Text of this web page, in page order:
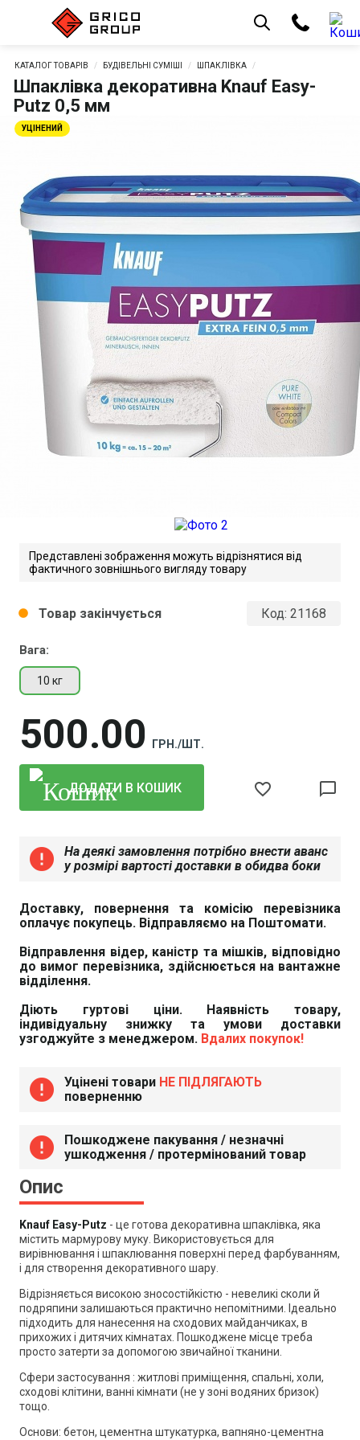
КАТАЛОГ ТОВАРІВ БУДІВЕЛЬНІ СУМІШІ ШПАКЛІВКА
Шпаклівка декоративна Knauf Easy-
Putz 0,5 мм
Представлені зображення можуть відрізнятися від
фактичного зовнішнього вигляду товару
УЦІНЕНИЙ
Код: 21168
Вага:
10 кг
500 00 ГРН./ШТ.
circle Товар закінчується
ДОДАТИ В КОШИК favorite_border chat_bubble_outline
error
На деякі замовлення потрібно внести аванс
у розмірі вартості доставки в обидва боки
Доставку, повернення та комісію перевізника
оплачує покупець. Відправляємо на Поштомати.
Відправлення відер, каністр та мішків, відповідно
до вимог перевізника, здійснюється на вантажне
відділення.
Діють гуртові ціни. Наявність товару,
індивідуальну знижку та умови доставки
узгоджуйте з менеджером. Вдалих покупок!
error Уцінені товари НЕ ПІДЛЯГАЮТЬ
поверненню
error
Пошкоджене пакування / незначні
ушкодження / протермінований товар
Опис
Knauf Easy-Putz - це готова декоративна шпаклівка, яка
містить мармурову муку. Використовується для
вирівнювання і шпаклювання поверхні перед фарбуванням,
і для створення декоративного шару.
Відрізняється високою зносостійкістю - невеликі сколи й
подряпини залишаються практично непомітними. Ідеально
підходить для нанесення на сходових майданчиках, в
прихожих і дитячих кімнатах. Пошкоджене місце треба
просто затерти за допомогою звичайної тканини.
Сфери застосування : житлові приміщення, спальні, холи,
сходові клітини, ванні кімнати (не у зоні водяних бризок)
тощо.
Основи: бетон, цементна штукатурка, вапняно-цементна